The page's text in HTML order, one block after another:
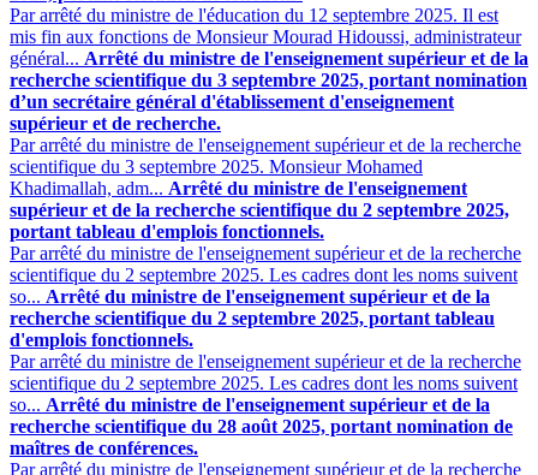
Par arrêté du ministre de l'éducation du 12 septembre 2025. Il est
mis fin aux fonctions de Monsieur Mourad Hidoussi, administrateur
général... Arrêté du ministre de l'enseignement supérieur et de la
recherche scientifique du 3 septembre 2025, portant nomination
d’un secrétaire général d'établissement d'enseignement
supérieur et de recherche.
Par arrêté du ministre de l'enseignement supérieur et de la recherche
scientifique du 3 septembre 2025. Monsieur Mohamed
Khadimallah, adm... Arrêté du ministre de l'enseignement
supérieur et de la recherche scientifique du 2 septembre 2025,
portant tableau d'emplois fonctionnels.
Par arrêté du ministre de l'enseignement supérieur et de la recherche
scientifique du 2 septembre 2025. Les cadres dont les noms suivent
so... Arrêté du ministre de l'enseignement supérieur et de la
recherche scientifique du 2 septembre 2025, portant tableau
d'emplois fonctionnels.
Par arrêté du ministre de l'enseignement supérieur et de la recherche
scientifique du 2 septembre 2025. Les cadres dont les noms suivent
so... Arrêté du ministre de l'enseignement supérieur et de la
recherche scientifique du 28 août 2025, portant nomination de
maîtres de conférences.
Par arrêté du ministre de l'enseignement supérieur et de la recherche